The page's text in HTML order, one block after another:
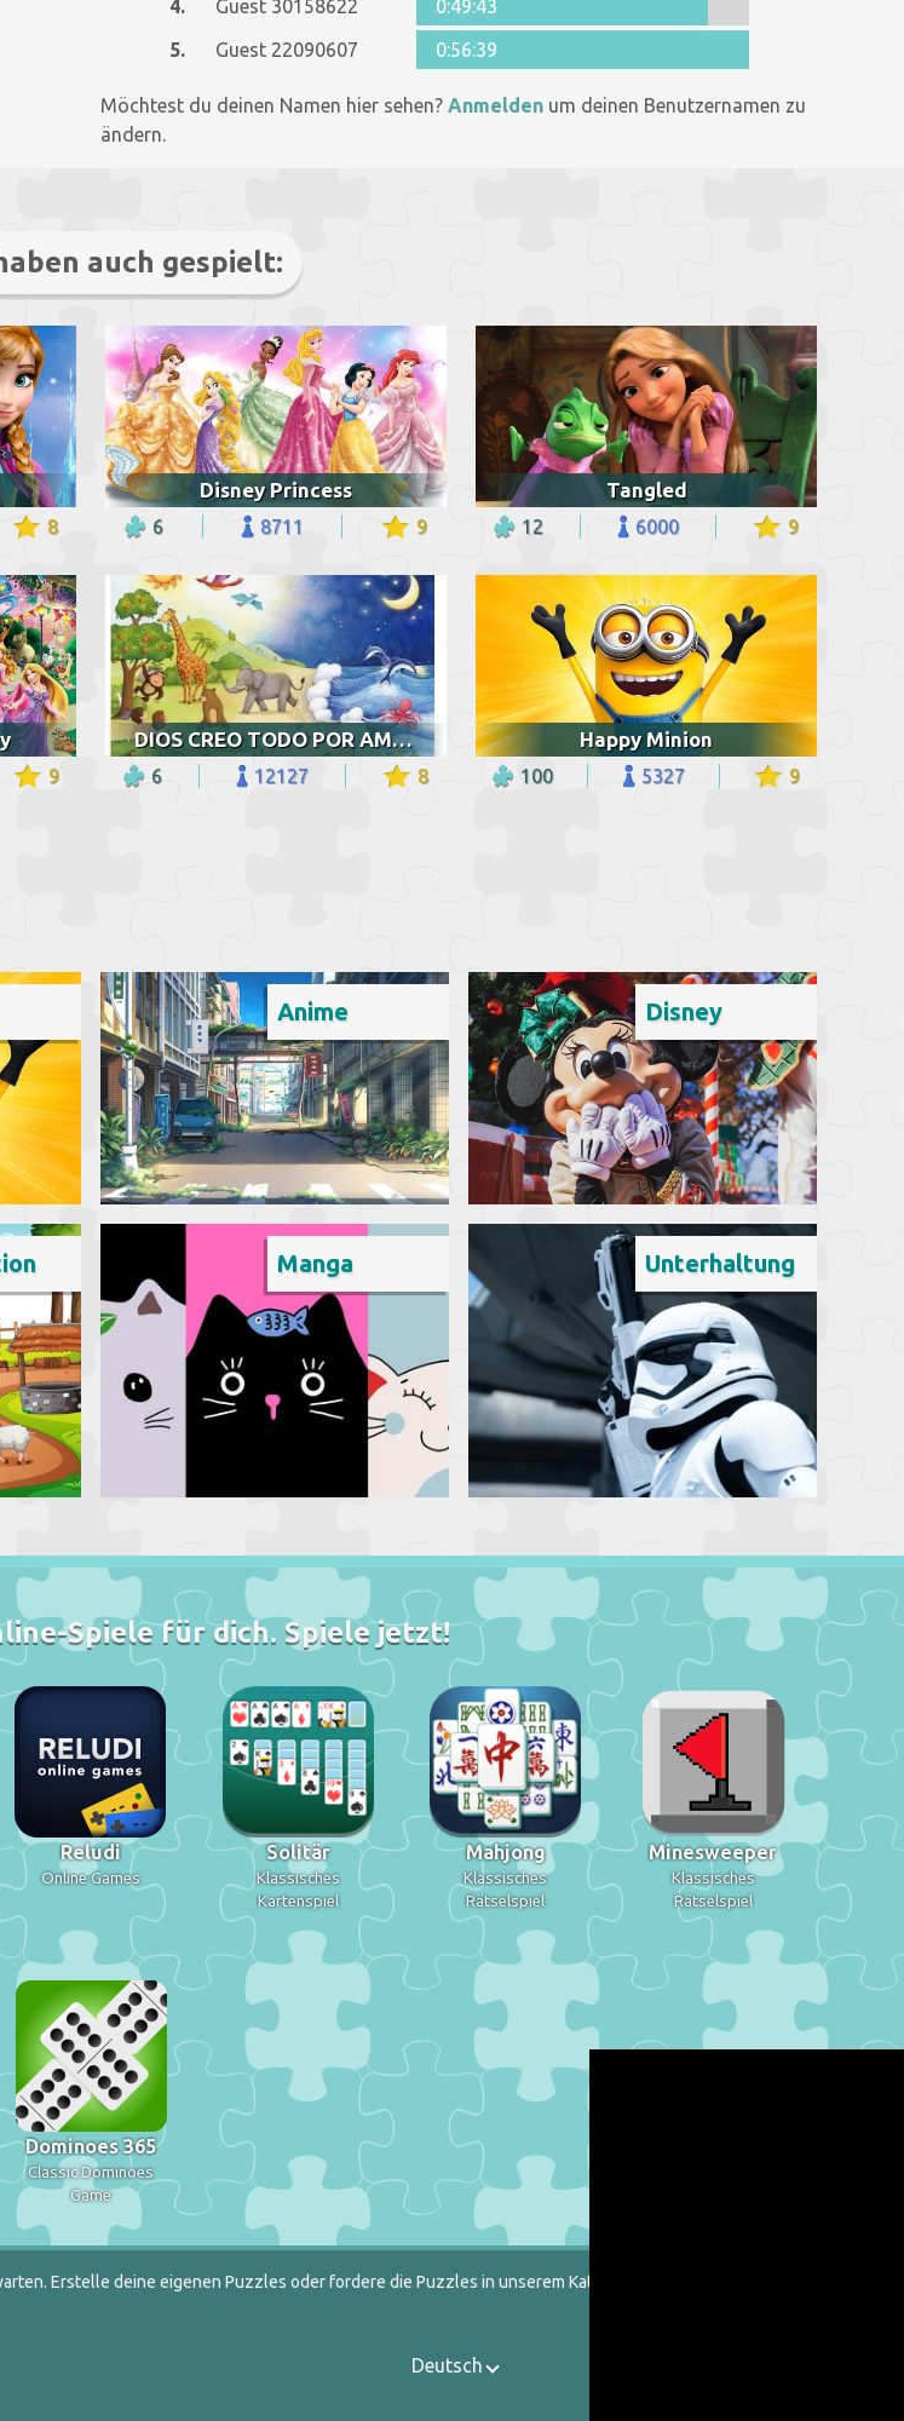
4.
Guest 30158622
0:49:43
5.
Guest 22090607 0:56:39
Möchtest du deinen Namen hier sehen? Anmelden um deinen Benutzernamen zu
ändern.
auch gespielt:
8
Disney Princess
6 8711 9
Tangled
12 6000 9
9
DIOS CREO TODO POR AMOR
6 12127 8
Happy Minion
100 5327 9
Anime Disney
Manga Unterhaltung
Spiele für dich. Spiele jetzt!
Reludi
Online Games
Solitär
Klassisches
Kartenspiel
Mahjong
Klassisches
Rätselspiel
Minesweeper
Klassisches
Rätselspiel
Dominoes 365
Classic Dominoes
Game
Erstelle deine eigenen Puzzles oder fordere die Puzzles in unserem Katalog heraus.
Deutsch